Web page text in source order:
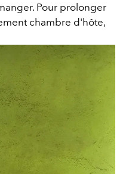
Pour prolonger
chambre d'hôte,